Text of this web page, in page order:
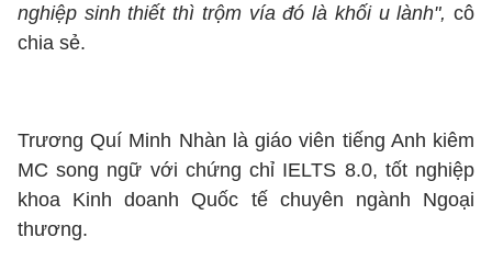
nghiệp sinh thiết thì trộm vía đó là khối u lành", cô
chia sẻ.
Trương Quí Minh Nhàn là giáo viên tiếng Anh kiêm
MC song ngữ với chứng chỉ IELTS 8.0, tốt nghiệp
khoa Kinh doanh Quốc tế chuyên ngành Ngoại
thương.